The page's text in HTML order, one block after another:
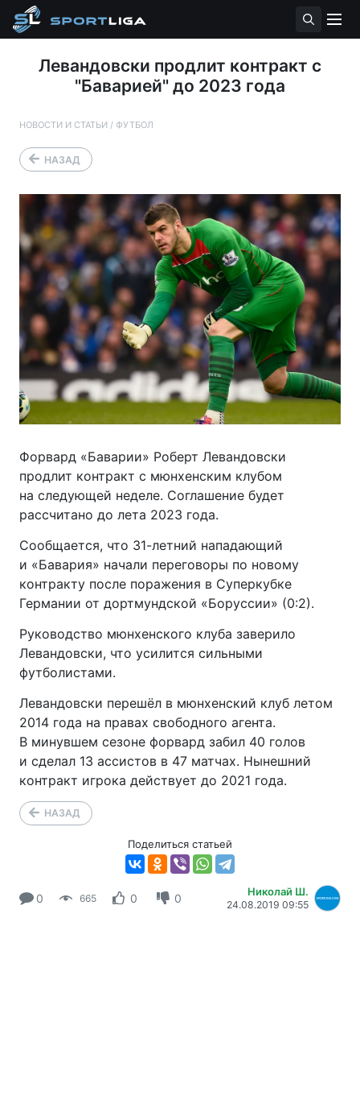
Левандовски продлит контракт с
"Баварией" до 2023 года
НОВОСТИ И СТАТЬИ / ФУТБОЛ
НАЗАД
Форвард «Баварии» Роберт Левандовски
продлит контракт с мюнхенским клубом
на следующей неделе. Соглашение будет
рассчитано до лета 2023 года.
Сообщается, что 31-летний нападающий
и «Бавария» начали переговоры по новому
контракту после поражения в Суперкубке
Германии от дортмундской «Боруссии» (0:2).
Руководство мюнхенского клуба заверило
Левандовски, что усилится сильными
футболистами.
Левандовски перешёл в мюнхенский клуб летом
2014 года на правах свободного агента.
В минувшем сезоне форвард забил 40 голов
и сделал 13 ассистов в 47 матчах. Нынешний
контракт игрока действует до 2021 года.
НАЗАД
Поделиться статьей
0 665 0 0 Николай Ш.
24.08.2019 09:55